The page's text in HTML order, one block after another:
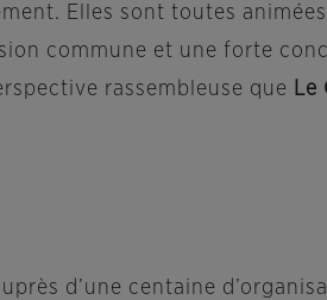
Elles sont toutes
commune et une forte
rassembleuse que Le
d’une centaine